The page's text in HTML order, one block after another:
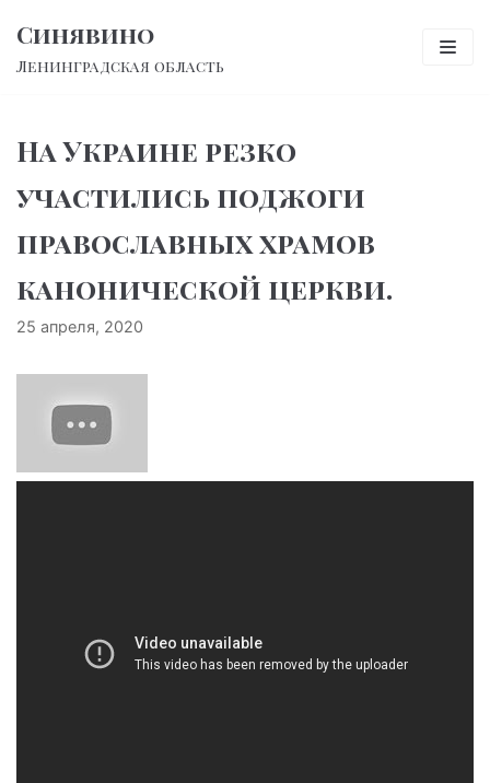
Перейти
к
Синявино
Ленинградская область
На Украине резко
участились поджоги
православных храмов
канонической церкви.
25 апреля, 2020